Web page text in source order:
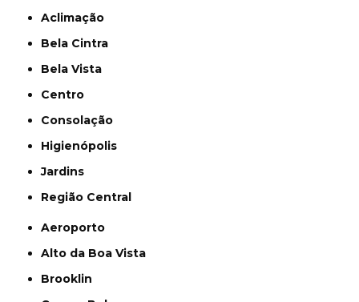
Aclimação
Bela Cintra
Bela Vista
Centro
Consolação
Higienópolis
Jardins
Região Central
Aeroporto
Alto da Boa Vista
Brooklin